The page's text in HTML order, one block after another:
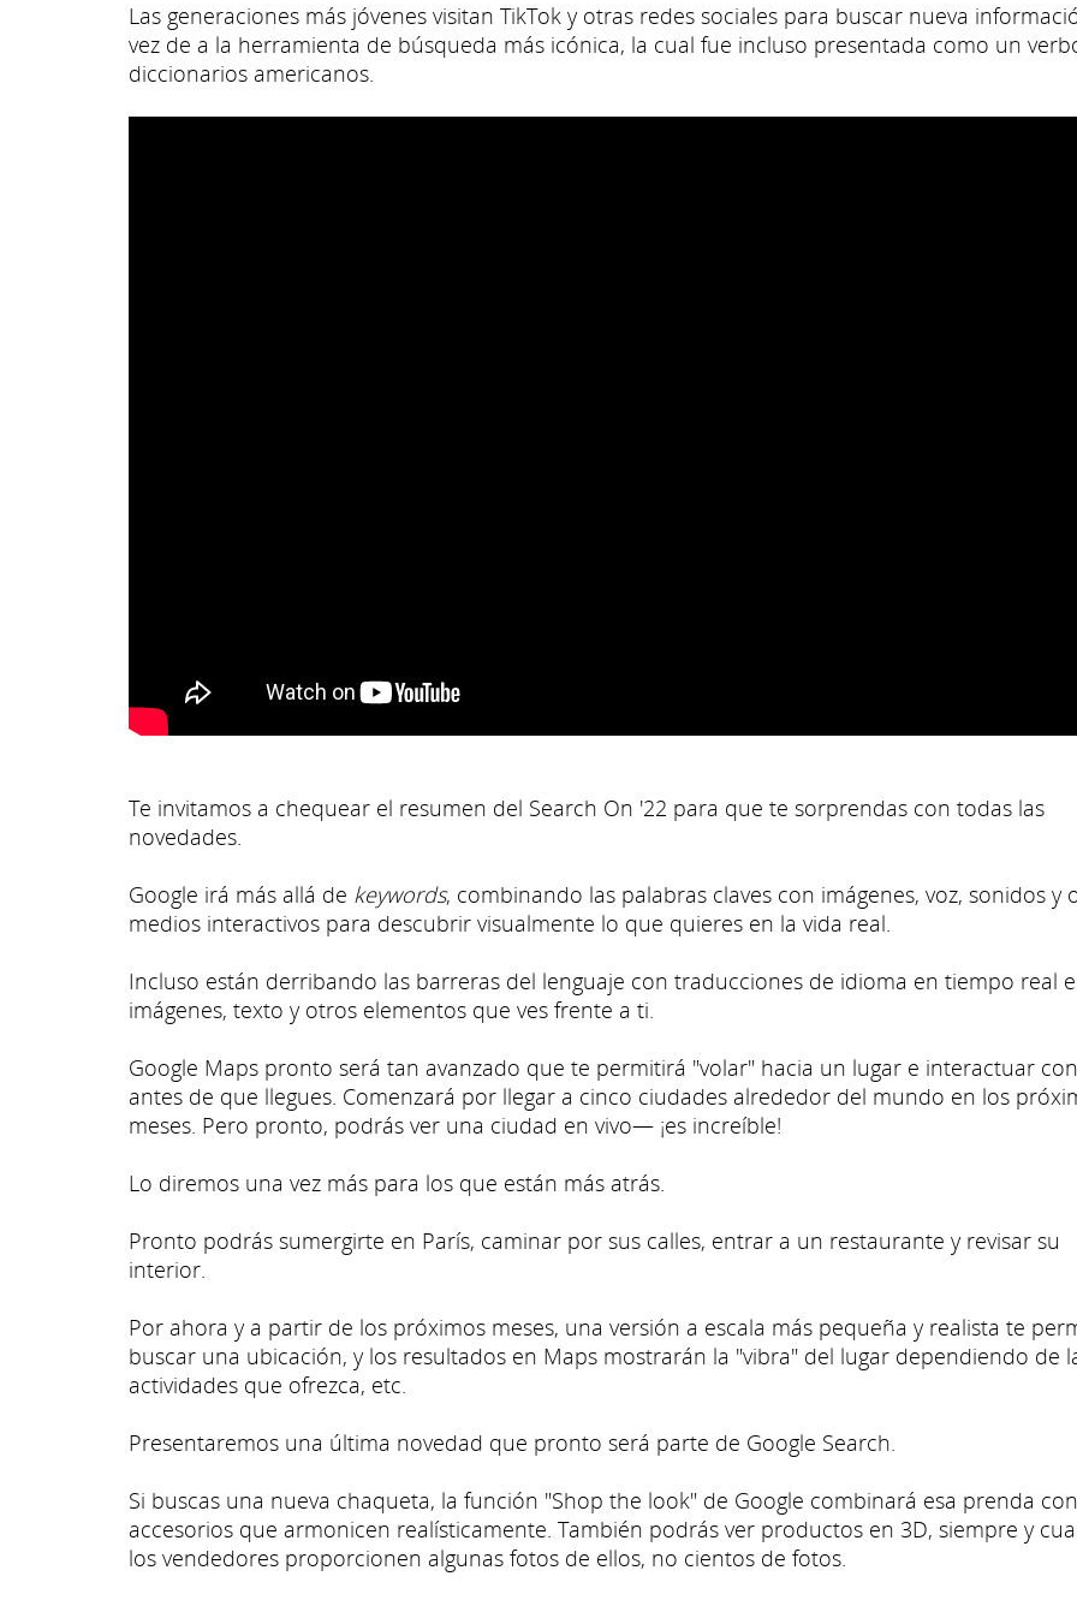
Las generaciones más jóvenes visitan TikTok y otras redes sociales para buscar nueva
vez de a la herramienta de búsqueda más icónica, la cual fue incluso presentada como un
diccionarios americanos.
Te invitamos a chequear el resumen del Search On '22 para que te sorprendas con todas las
novedades.
Google irá más allá de keywords, combinando las palabras claves con imágenes, voz, sonidos y
medios interactivos para descubrir visualmente lo que quieres en la vida real.
Incluso están derribando las barreras del lenguaje con traducciones de idioma en tiempo real
imágenes, texto y otros elementos que ves frente a ti.
Google Maps pronto será tan avanzado que te permitirá "volar" hacia un lugar e interactuar
antes de que llegues. Comenzará por llegar a cinco ciudades alrededor del mundo en los
meses. Pero pronto, podrás ver una ciudad en vivo— ¡es increíble!
Lo diremos una vez más para los que están más atrás.
Pronto podrás sumergirte en París, caminar por sus calles, entrar a un restaurante y revisar su
interior.
Por ahora y a partir de los próximos meses, una versión a escala más pequeña y realista te
buscar una ubicación, y los resultados en Maps mostrarán la "vibra" del lugar dependiendo de
actividades que ofrezca, etc.
Presentaremos una última novedad que pronto será parte de Google Search.
Si buscas una nueva chaqueta, la función "Shop the look" de Google combinará esa prenda con
accesorios que armonicen realísticamente. También podrás ver productos en 3D, siempre y
los vendedores proporcionen algunas fotos de ellos, no cientos de fotos.